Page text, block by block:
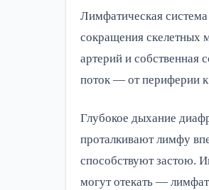
Лимфатическая
сокращения скелетных
артерий и собственная
поток — от периферии к
Глубокое дыхание
проталкивают лимфу
способствуют застою.
могут отекать —